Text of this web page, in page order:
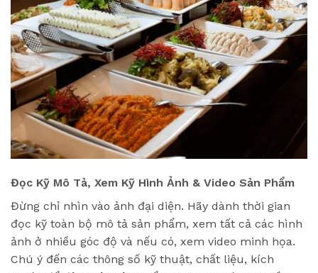
Đọc Kỹ Mô Tả, Xem Kỹ Hình Ảnh & Video Sản Phẩm
Đừng chỉ nhìn vào ảnh đại diện. Hãy dành thời gian
đọc kỹ toàn bộ mô tả sản phẩm, xem tất cả các hình
ảnh ở nhiều góc độ và nếu có, xem video minh họa.
Chú ý đến các thông số kỹ thuật, chất liệu, kích